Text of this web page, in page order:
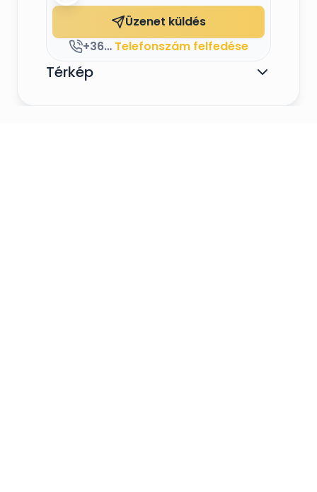
Üzenet küldés
+36707704355 Telefonszám felfedése
Térkép